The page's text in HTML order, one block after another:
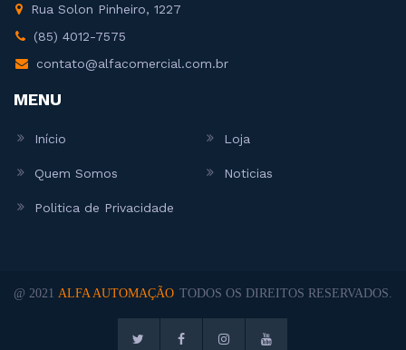
Rua Solon Pinheiro, 1227
(85) 4012-7575
contato@alfacomercial.com.br
MENU
Início Loja
Quem Somos Noticias
Politica de Privacidade
@ 2021 ALFA AUTOMAÇÃO TODOS OS DIREITOS RESERVADOS.